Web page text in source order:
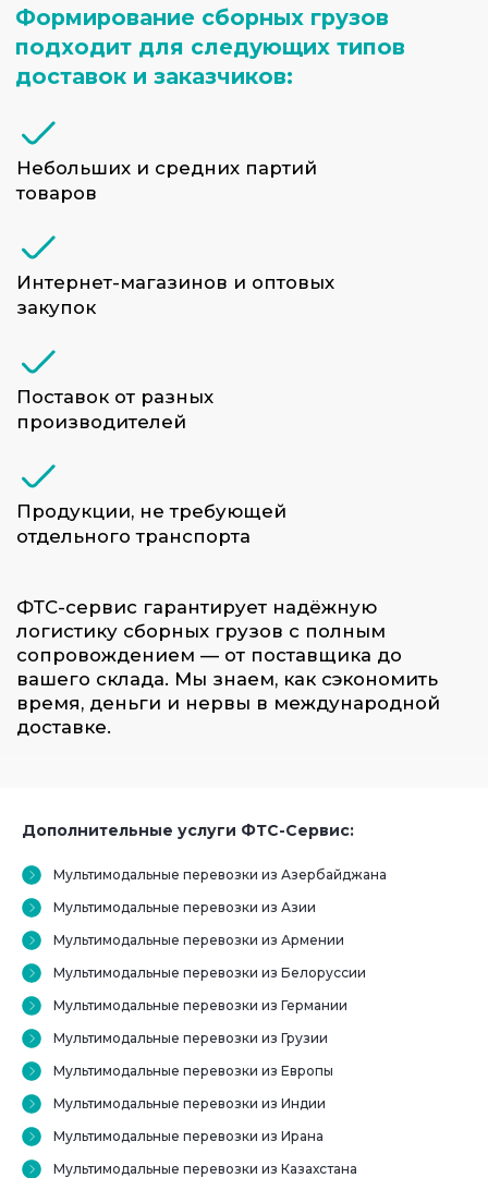
Дополнительные услуги ФТС-Сервис:
Мультимодальные перевозки из Азербайджана
Мультимодальные перевозки из Азии
Мультимодальные перевозки из Армении
Мультимодальные перевозки из Белоруссии
Мультимодальные перевозки из Германии
Мультимодальные перевозки из Грузии
Мультимодальные перевозки из Европы
Мультимодальные перевозки из Индии
Мультимодальные перевозки из Ирана
Мультимодальные перевозки из Казахстана